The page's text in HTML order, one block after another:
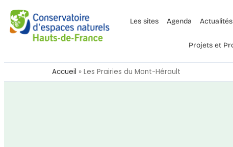
Les sites Agenda
Projets et
Accueil » Les Prairies du Mont-Hérault